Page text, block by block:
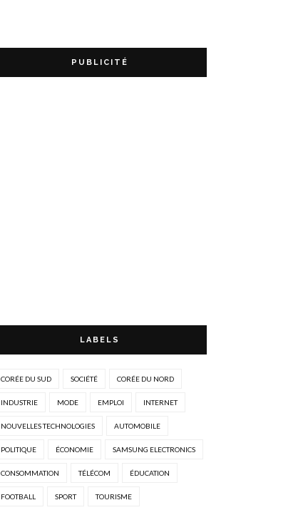
PUBLICITÉ
LABELS
CORÉE DU SUD SOCIÉTÉ CORÉE DU NORD
INDUSTRIE MODE EMPLOI INTERNET
NOUVELLES TECHNOLOGIES AUTOMOBILE
POLITIQUE ÉCONOMIE SAMSUNG ELECTRONICS
CONSOMMATION TÉLÉCOM ÉDUCATION
FOOTBALL SPORT TOURISME